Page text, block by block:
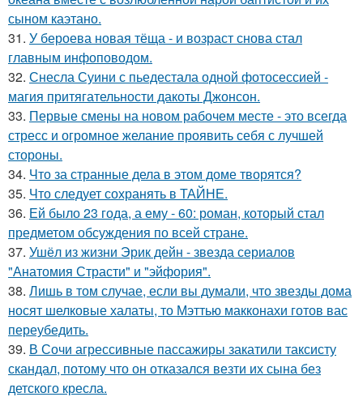
сыном каэтано.
31. У бероева новая тёща - и возраст снова стал
главным инфоповодом.
32. Снесла Суини с пьедестала одной фотосессией -
магия притягательности дакоты Джонсон.
33. Первые смены на новом рабочем месте - это всегда
стресс и огромное желание проявить себя с лучшей
стороны.
34. Что за странные дела в этом доме творятся?
35. Что следует сохранять в ТАЙНЕ.
36. Ей было 23 года, а ему - 60: роман, который стал
предметом обсуждения по всей стране.
37. Ушёл из жизни Эрик дейн - звезда сериалов
"Анатомия Страсти" и "эйфория".
38. Лишь в том случае, если вы думали, что звезды дома
носят шелковые халаты, то Мэттью макконахи готов вас
переубедить.
39. В Сочи агрессивные пассажиры закатили таксисту
скандал, потому что он отказался везти их сына без
детского кресла.